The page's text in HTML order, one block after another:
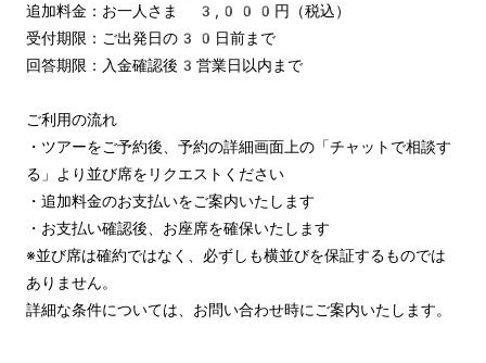
追加料金：お一人さま 3,000円（税込）
受付期限：ご出発日の30日前まで
回答期限：入金確認後3営業日以内まで
ご利用の流れ
・ツアーをご予約後、予約の詳細画面上の「チャットで相談す
る」より並び席をリクエストください
・追加料金のお支払いをご案内いたします
・お支払い確認後、お座席を確保いたします
※並び席は確約ではなく、必ずしも横並びを保証するものでは
ありません。
詳細な条件については、お問い合わせ時にご案内いたします。